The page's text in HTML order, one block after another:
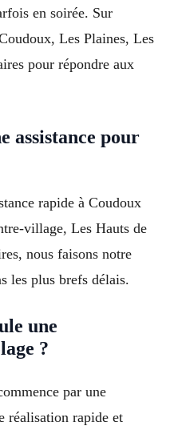
en soirée. Sur
Les Plaines, Les
pour répondre aux
assistance pour
rapide à Coudoux
village, Les Hauts de
nous faisons notre
les plus brefs délais.
une
?
par une
réalisation rapide et